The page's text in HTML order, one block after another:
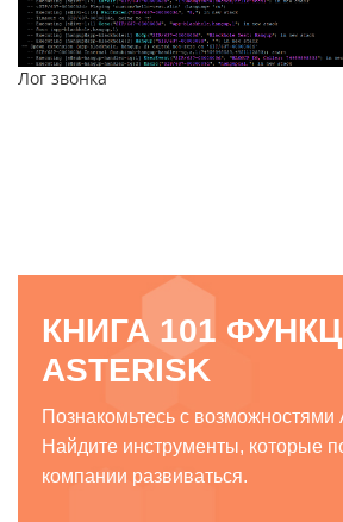
Лог звонка
КНИГА 101
ASTERISK
Познакомьтесь с возможностями
Найдите инструменты, которые
компании развиваться.